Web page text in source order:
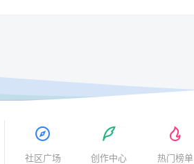
社区广场 创作中心 热门榜单